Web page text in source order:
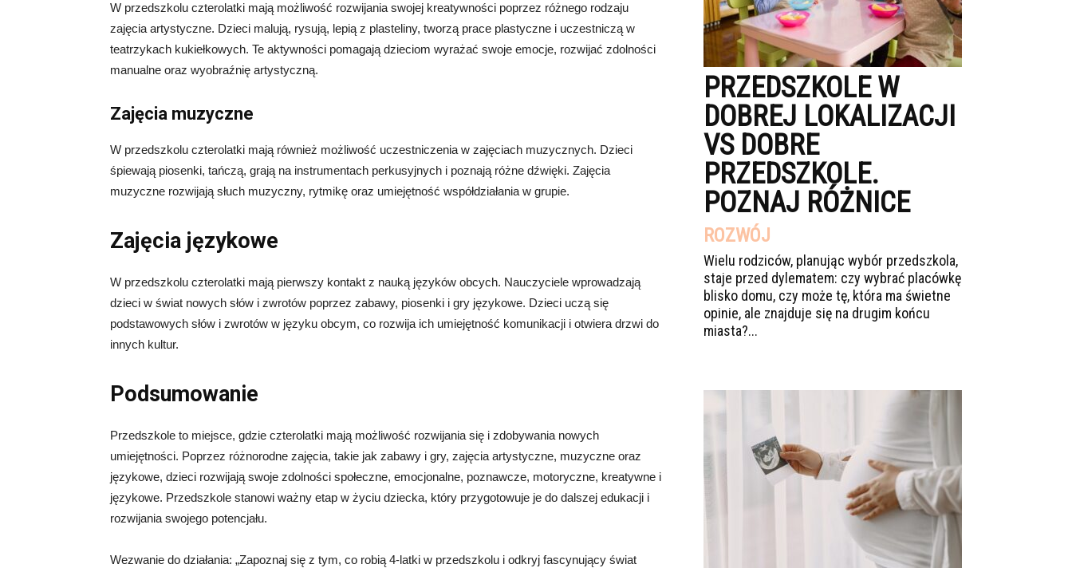
W przedszkolu czterolatki mają możliwość rozwijania swojej kreatywności poprzez różnego rodzaju
zajęcia artystyczne. Dzieci malują, rysują, lepią z plasteliny, tworzą prace plastyczne i uczestniczą w
teatrzykach kukiełkowych. Te aktywności pomagają dzieciom wyrażać swoje emocje, rozwijać zdolności
manualne oraz wyobraźnię artystyczną.
Zajęcia muzyczne
W przedszkolu czterolatki mają również możliwość uczestniczenia w zajęciach muzycznych. Dzieci
śpiewają piosenki, tańczą, grają na instrumentach perkusyjnych i poznają różne dźwięki. Zajęcia
muzyczne rozwijają słuch muzyczny, rytmikę oraz umiejętność współdziałania w grupie.
Zajęcia językowe
W przedszkolu czterolatki mają pierwszy kontakt z nauką języków obcych. Nauczyciele wprowadzają
dzieci w świat nowych słów i zwrotów poprzez zabawy, piosenki i gry językowe. Dzieci uczą się
podstawowych słów i zwrotów w języku obcym, co rozwija ich umiejętność komunikacji i otwiera drzwi do
innych kultur.
Podsumowanie
Przedszkole to miejsce, gdzie czterolatki mają możliwość rozwijania się i zdobywania nowych
umiejętności. Poprzez różnorodne zajęcia, takie jak zabawy i gry, zajęcia artystyczne, muzyczne oraz
językowe, dzieci rozwijają swoje zdolności społeczne, emocjonalne, poznawcze, motoryczne, kreatywne i
językowe. Przedszkole stanowi ważny etap w życiu dziecka, który przygotowuje je do dalszej edukacji i
rozwijania swojego potencjału.
Wezwanie do działania: „Zapoznaj się z tym, co robią 4-latki w przedszkolu i odkryj fascynujący świat
PRZEDSZKOLE W
DOBREJ LOKALIZACJI
VS DOBRE
PRZEDSZKOLE.
POZNAJ RÓŻNICE
ROZWÓJ
Wielu rodziców, planując wybór przedszkola,
staje przed dylematem: czy wybrać placówkę
blisko domu, czy może tę, która ma świetne
opinie, ale znajduje się na drugim końcu
miasta?...